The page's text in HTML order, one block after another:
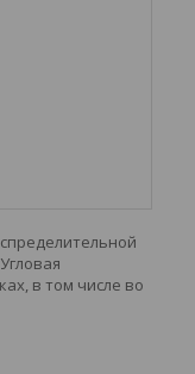
в том числе во